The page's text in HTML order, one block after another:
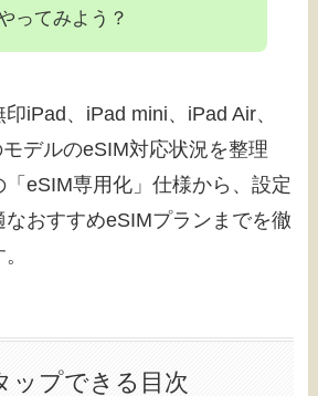
ってみよう？
iPad、iPad mini、iPad Air、
デルのeSIM対応状況を整理
「eSIM専用化」仕様から、設定
おすすめeSIMプランまでを徹
ップできる目次